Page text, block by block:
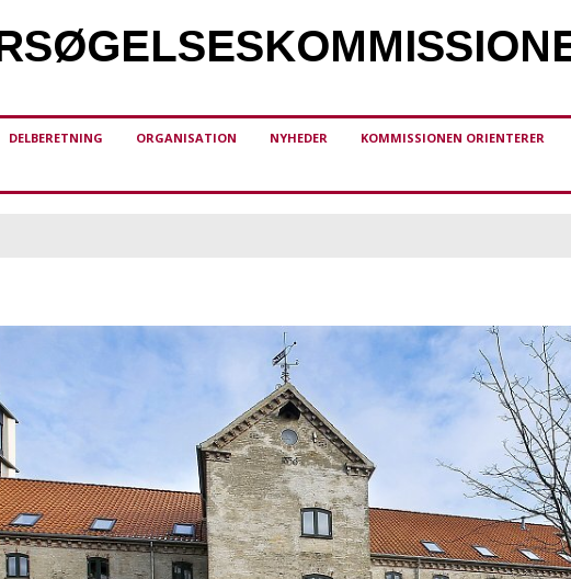
DELBERETNING ORGANISATION NYHEDER KOMMISSIONEN ORIENTERER